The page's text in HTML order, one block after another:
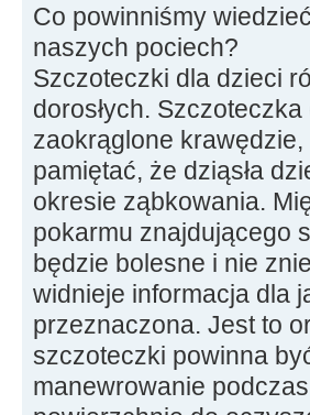
Co powinniśmy
naszych pociech?
Szczoteczki dla dzieci
dorosłych.
zaokrąglone
pamiętać, że dziąsła
okresie ząbkowania.
pokarmu znajdującego
będzie bolesne i nie
widnieje informacja dla
przeznaczona. Jest to
szczoteczki powinna
manewrowanie